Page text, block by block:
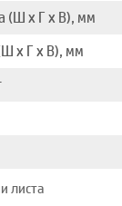
(Ш x Г x В), мм
x Г x В), мм
листа